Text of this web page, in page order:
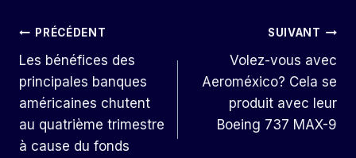
Navigation
De
L’article
PRÉCÉDENT
Les bénéfices des
principales banques
américaines chutent
au quatrième trimestre
à cause du fonds
SUIVANT
Volez-vous avec
Aeroméxico? Cela se
produit avec leur
Boeing 737 MAX-9